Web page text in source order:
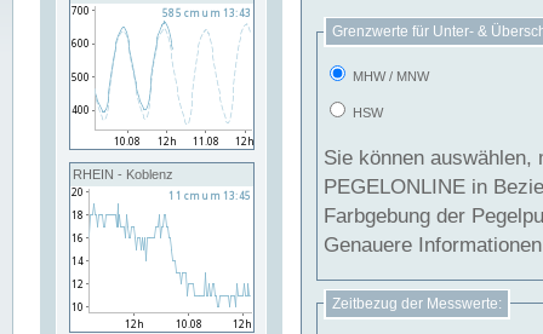
RHEIN - Koblenz
Grenzwerte für Unter- &
MHW / MNW
HSW
Sie können
PEGELONLINE in Beziehung
Farbgebung der
Genauere
Zeitbezug der Messwerte: